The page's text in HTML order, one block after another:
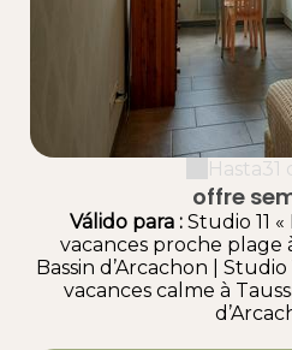
Hasta31
offre
Válido para:Studio 11
vacances proche plage
Bassin d’Arcachon
Studio
vacances calme à